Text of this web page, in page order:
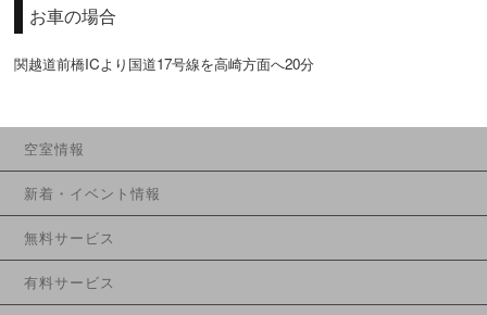
お車の場合
関越道前橋ICより国道17号線を高崎方面へ20分
空室情報
新着・イベント情報
無料サービス
有料サービス